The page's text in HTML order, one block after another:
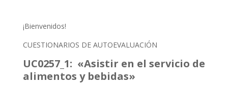
¡Bienvenidos!
CUESTIONARIOS DE AUTOEVALUACIÓN
UC0257_1: «Asistir en el servicio de
alimentos y bebidas»